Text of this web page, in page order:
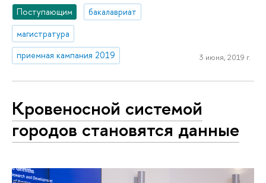
Поступающим
бакалавриат
магистратура
приемная кампания 2019
3 июня, 2019 г.
Кровеносной системой
городов становятся данные